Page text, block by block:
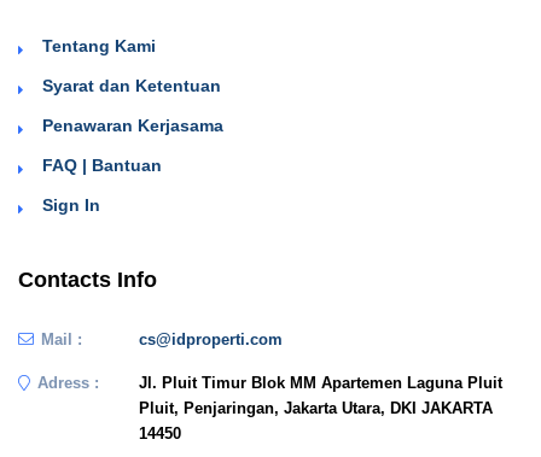
Tentang Kami
Syarat dan Ketentuan
Penawaran Kerjasama
FAQ | Bantuan
Sign In
Contacts Info
Mail : cs@idproperti.com
Adress :
Jl. Pluit Timur Blok MM Apartemen Laguna Pluit
Pluit, Penjaringan, Jakarta Utara, DKI JAKARTA
14450